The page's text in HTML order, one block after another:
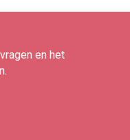
en het